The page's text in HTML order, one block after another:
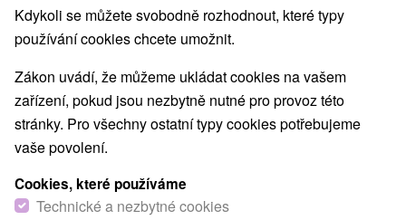
Nejprodávanější
Obce a města
Rajecké Teplice(3)
VŠECHNY TOP - NEJPRODÁVANĚJŠÍ
Kdykoli se můžete svobodně rozhodnout, které typy
používání cookies chcete umožnit.
Zákon uvádí, že můžeme ukládat cookies na vašem
zařízení, pokud jsou nezbytně nutné pro provoz této
stránky. Pro všechny ostatní typy cookies potřebujeme
vaše povolení.
Cookies, které používáme
Technické a nezbytné cookies